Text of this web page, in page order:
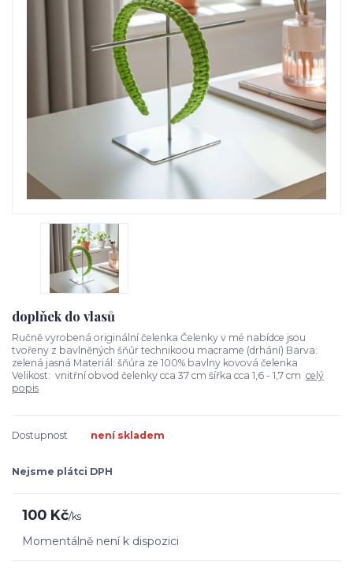
doplňek do vlasů
Ručně vyrobená originální čelenka Čelenky v mé nabídce jsou
tvořeny z bavlněných šňůr technikoou macrame (drhání) Barva:
zelená jasná Materiál: šňůra ze 100% bavlny kovová čelenka
Velikost: vnitřní obvod čelenky cca 37 cm šířka cca 1,6 - 1,7 cm celý
popis
Dostupnost není skladem
Nejsme plátci DPH
100 Kč/ks
Momentálně není k dispozici